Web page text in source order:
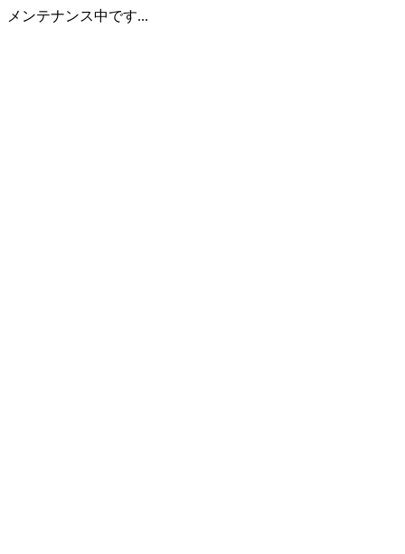
メンテナンス中です...